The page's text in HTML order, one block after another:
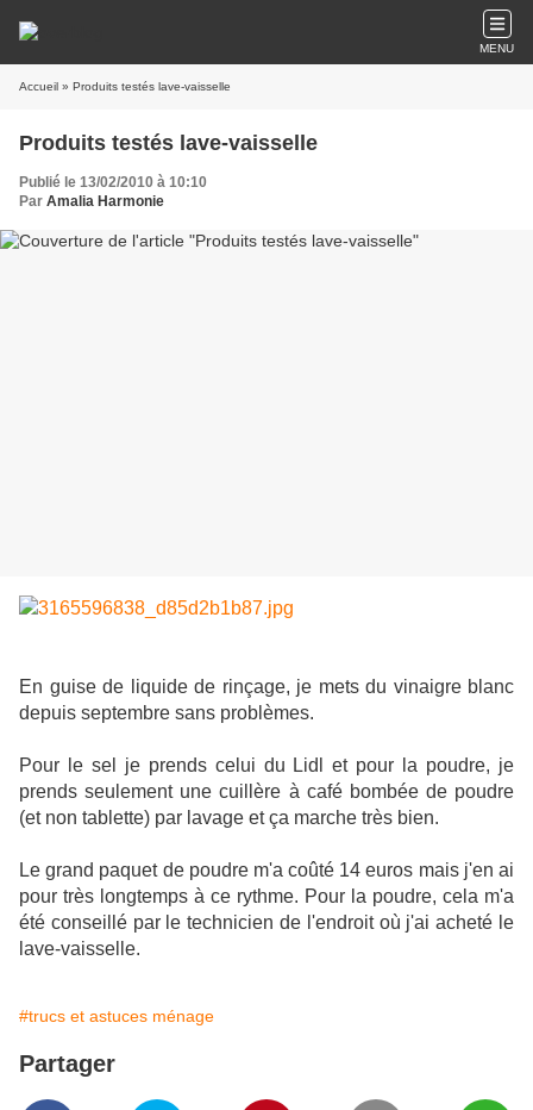
MENU
Accueil » Produits testés lave-vaisselle
Produits testés lave-vaisselle
Publié le 13/02/2010 à 10:10
Par Amalia Harmonie
En guise de liquide de rinçage, je mets du vinaigre blanc
depuis septembre sans problèmes.
Pour le sel je prends celui du Lidl et pour la poudre, je
prends seulement une cuillère à café bombée de poudre
(et non tablette) par lavage et ça marche très bien.
Le grand paquet de poudre m'a coûté 14 euros mais j'en ai
pour très longtemps à ce rythme. Pour la poudre, cela m'a
été conseillé par le technicien de l'endroit où j'ai acheté le
lave-vaisselle.
#trucs et astuces ménage
Partager